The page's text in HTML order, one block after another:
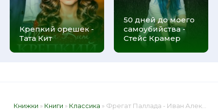
Крепкий орешек -
Тата Кит
50 дней до моего
самоубийства -
Стейс Крамер
Книжки » Книги » Классика » Фрегат Паллада - Иван Александрович Гончаров 📕 - Книга онлайн бесплатно